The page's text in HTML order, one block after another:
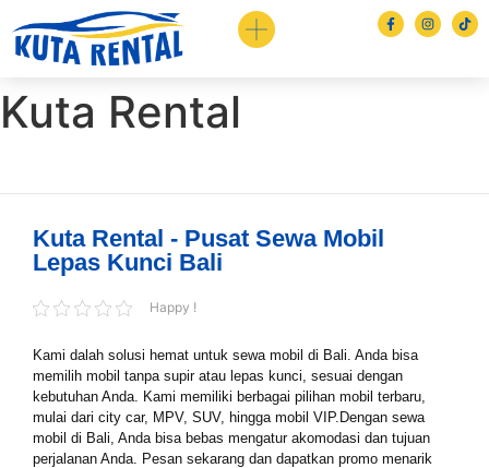
Kuta Rental
Kuta Rental - Pusat Sewa Mobil
Lepas Kunci Bali
Happy !
Kami dalah solusi hemat untuk sewa mobil di Bali. Anda bisa
memilih mobil tanpa supir atau lepas kunci, sesuai dengan
kebutuhan Anda. Kami memiliki berbagai pilihan mobil terbaru,
mulai dari city car, MPV, SUV, hingga mobil VIP.Dengan sewa
mobil di Bali, Anda bisa bebas mengatur akomodasi dan tujuan
perjalanan Anda. Pesan sekarang dan dapatkan promo menarik
Book via WhatsApp
Tipe Sewa*